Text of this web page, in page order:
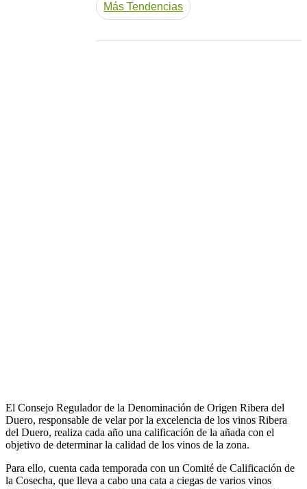
El Consejo Regulador de la Denominación de Origen Ribera del
Duero, responsable de velar por la excelencia de los vinos Ribera
del Duero, realiza cada año una calificación de la añada con el
objetivo de determinar la calidad de los vinos de la zona.
Para ello, cuenta cada temporada con un Comité de Calificación de
la Cosecha, que lleva a cabo una cata a ciegas de varios vinos
Más Tendencias